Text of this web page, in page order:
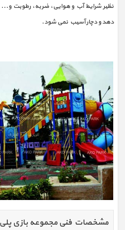
نظیر شرایط آب و هوایی، ضربه، رطوبت
دهد و دچار آسیب نمی شود.
مشخصات فنی مجموعه بازی پلی